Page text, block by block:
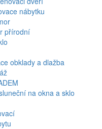
nábytku
přírodní
obklady a dlažba
na okna a sklo